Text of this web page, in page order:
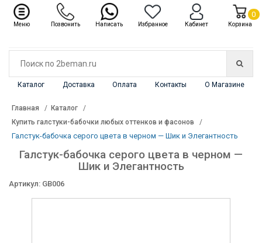
Каталог Доставка Оплата Контакты О Магазине
Каталог ✖
Главная
Каталог
Купить галстуки-бабочки любых оттенков и фасонов
Галстук-бабочка серого цвета в черном — Шик и Элегантность
Галстук-бабочка серого цвета в черном —
Шик и Элегантность
Артикул: GB006
Меню Позвонить Написать Избранное Кабинет Корзина
0